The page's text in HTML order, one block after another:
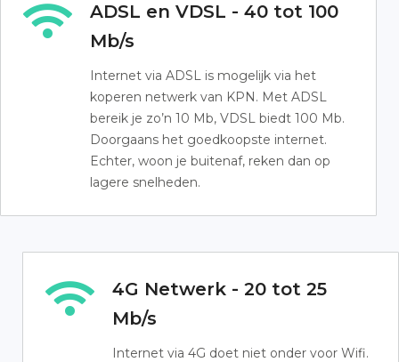
ADSL en VDSL - 40 tot 100
Mb/s
Internet via ADSL is mogelijk via het
koperen netwerk van KPN. Met ADSL
bereik je zo’n 10 Mb, VDSL biedt 100 Mb.
Doorgaans het goedkoopste internet.
Echter, woon je buitenaf, reken dan op
lagere snelheden.
4G Netwerk - 20 tot 25
Mb/s
Internet via 4G doet niet onder voor Wifi.